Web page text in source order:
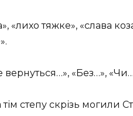
«лихо тяжке», «слава
вернуться…», «Без…»,
тім степу скрізь могили